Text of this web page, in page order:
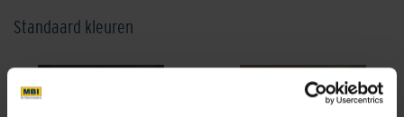
Standaard kleuren